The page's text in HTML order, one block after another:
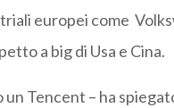
europei come
a big di Usa e Cina.
Tencent – ha